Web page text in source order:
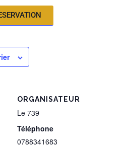
ORGANISATEUR
Le 739
Téléphone
0788341683